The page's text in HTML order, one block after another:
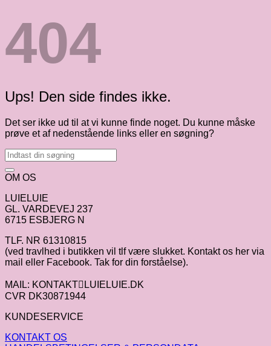
404
Ups! Den side findes ikke.
Det ser ikke ud til at vi kunne finde noget. Du kunne måske
prøve et af nedenstående links eller en søgning?
OM OS
LUIELUIE
GL. VARDEVEJ 237
6715 ESBJERG N
TLF. NR 61310815
(ved travlhed i butikken vil tlf være slukket. Kontakt os her via
mail eller Facebook. Tak for din forståelse).
MAIL: KONTAKTLUIELUIE.DK
CVR DK30871944
KUNDESERVICE
KONTAKT OS